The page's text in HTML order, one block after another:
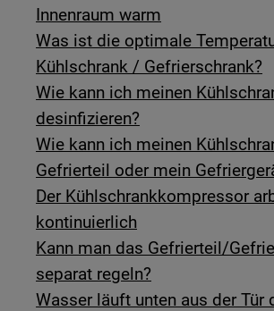
Innenraum warm
Was ist die optimale
Kühlschrank / Gefrierschrank?
Wie kann ich meinen
desinfizieren?
Wie kann ich meinen
Gefrierteil oder mein
Der Kühlschrankkompressor
kontinuierlich
Kann man das Gefrierteil/
separat regeln?
Wasser läuft unten aus der Tür